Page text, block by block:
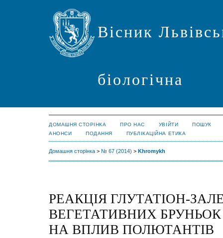
Вісник
біологічна
ДОМАШНЯ СТОРІНКА ПРО НАС УВІЙТИ
ПОШУК
АНОНСИ
ПОДАННЯ ПУБЛІКАЦІЙНА ЕТИКА
Домашня сторінка > № 67 (2014) > Khromykh
РЕАКЦІЯ ГЛУТАТІОН-
ВЕГЕТАТИВНИХ БРУНЬОК
НА ВПЛИВ ПОЛЮТАНТІВ